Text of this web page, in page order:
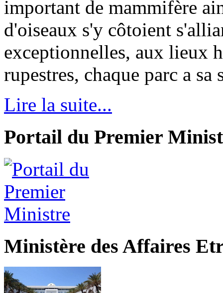
important de mammifère
d'oiseaux s'y côtoient
exceptionnelles, aux lieux
rupestres, chaque parc a sa
Lire la suite...
Portail du Premier
Ministère des Affaires